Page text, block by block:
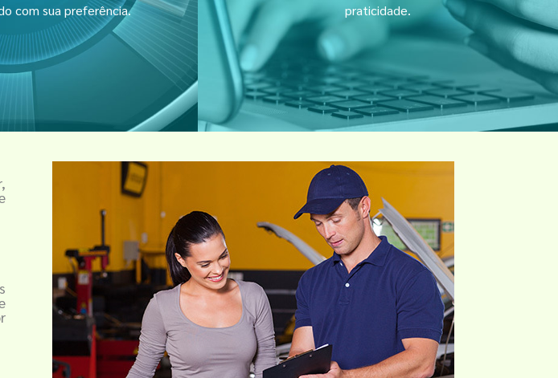
com sua preferência.
praticidade.